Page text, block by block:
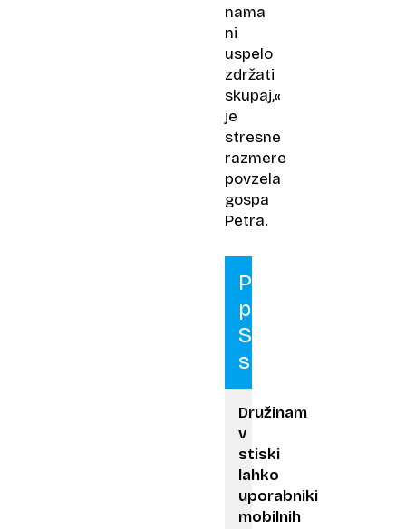
nama
ni
uspelo
zdržati
skupaj,«
je
stresne
razmere
povzela
gospa
Petra.
Pomoč
prek
SMS-
sporočil
Družinam
v
stiski
lahko
uporabniki
mobilnih